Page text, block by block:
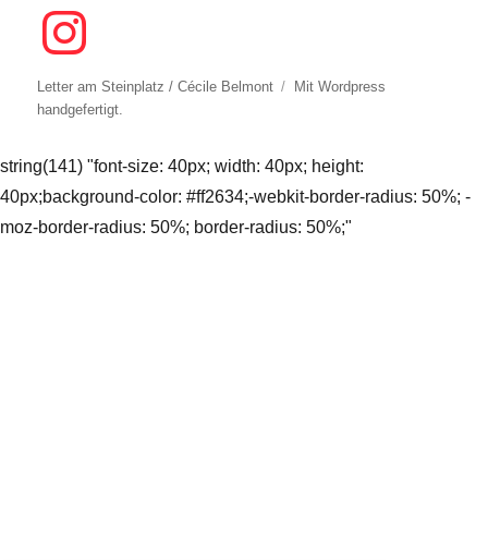
Letter am Steinplatz / Cécile Belmont MitWordpress
handgefertigt.
string(141) "font-size: 40px; width: 40px; height:
40px;background-color: #ff2634;-webkit-border-radius: 50%; -
moz-border-radius: 50%; border-radius: 50%;"